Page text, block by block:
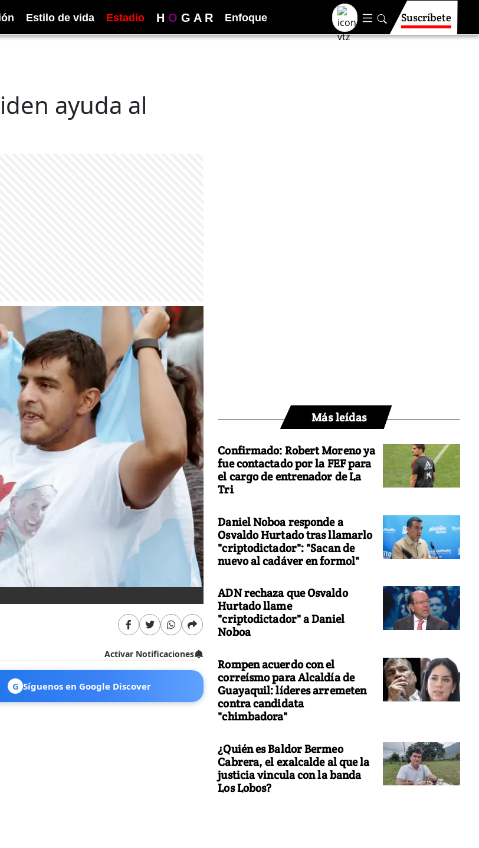
Estilo de vida Estadio H O G A R Enfoque Suscríbete
ayuda al
Activar Notificaciones
G Síguenos en Google Discover
Más leídas
Confirmado: Robert Moreno ya
fue contactado por la FEF para
el cargo de entrenador de La
Tri
Daniel Noboa responde a
Osvaldo Hurtado tras llamarlo
"criptodictador": "Sacan de
nuevo al cadáver en formol"
ADN rechaza que Osvaldo
Hurtado llame
"criptodictador" a Daniel
Noboa
Rompen acuerdo con el
correísmo para Alcaldía de
Guayaquil: líderes arremeten
contra candidata
"chimbadora"
¿Quién es Baldor Bermeo
Cabrera, el exalcalde al que la
justicia vincula con la banda
Los Lobos?